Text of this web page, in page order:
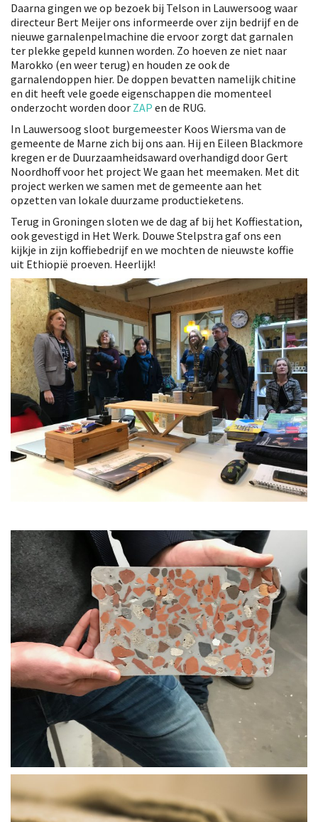
Daarna gingen we op bezoek bij Telson in Lauwersoog waar
directeur Bert Meijer ons informeerde over zijn bedrijf en de
nieuwe garnalenpelmachine die ervoor zorgt dat garnalen
ter plekke gepeld kunnen worden. Zo hoeven ze niet naar
Marokko (en weer terug) en houden ze ook de
garnalendoppen hier. De doppen bevatten namelijk chitine
en dit heeft vele goede eigenschappen die momenteel
onderzocht worden door ZAP en de RUG.
In Lauwersoog sloot burgemeester Koos Wiersma van de
gemeente de Marne zich bij ons aan. Hij en Eileen Blackmore
kregen er de Duurzaamheidsaward overhandigd door Gert
Noordhoff voor het project We gaan het meemaken. Met dit
project werken we samen met de gemeente aan het
opzetten van lokale duurzame productieketens.
Terug in Groningen sloten we de dag af bij het Koffiestation,
ook gevestigd in Het Werk. Douwe Stelpstra gaf ons een
kijkje in zijn koffiebedrijf en we mochten de nieuwste koffie
uit Ethiopië proeven. Heerlijk!